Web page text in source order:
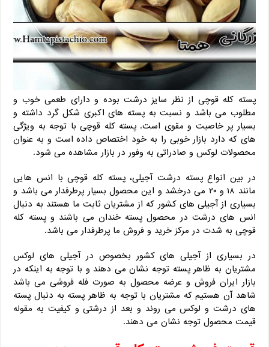
پسته کله قوچی از نظر سایز درشت بوده و دارای طعمی خوب و
مطلوب می باشد و نسبت به پسته های اکبری شکل گرد داشته و
بسیار پر خاصیت و مقوی است. پسته کله قوچی با توجه به ویژگی
های که دارد بازار خوبی را به خود اختصاص داده است و به عنوان
محصولات لوکس و صادراتی به وفور در بازار مشاهده می شود.
در بین انواع پسته درشت آجیلی، پسته کله قوچی با انس هایی
مانند ۱۸ و ۲۰ می درخشد و این محصول بسیار پرطرفدار می باشد و
بسیاری از آجیلی های کشور که از مشتریان ثابت ما هستند به دنبال
انس های درشت در محصول پسته خندان می باشند و پسته کله
قوچی به شدت در مرکز خرید و فروش ما پرطرفدار می باشد.
در بسیاری از آجیلی های کشور بخصوص در آجیلی های لوکس
مشتریان به ظاهر پسته توجه نشان می دهند و با توجه به اینکه در
بازار ایران فروش و عرضه محصول به صورت فله فروشی می باشد
شاهد آن هستیم که مشتریان با توجه به ظاهر پسته به دنبال پسته
های درشت و لوکس می روند و بعد از درشتی و کیفیت به مقوله
قیمت محصول توجه نشان می دهند.